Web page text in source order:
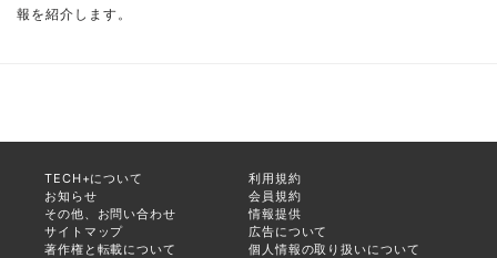
報を紹介します。
TECH+について
利用規約
お知らせ
会員規約
その他、お問い合わせ
情報提供
サイトマップ
広告について
著作権と転載について
個人情報の取り扱いについて